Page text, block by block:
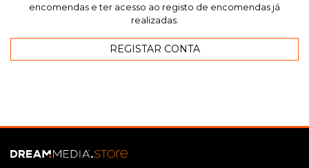
encomendas e ter acesso ao registo de encomendas já
realizadas.